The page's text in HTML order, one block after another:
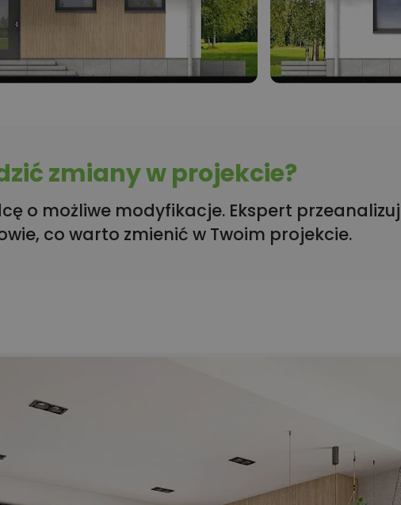
zmiany w projekcie?
o możliwe modyfikacje. Ekspert
co warto zmienić w Twoim projekcie.